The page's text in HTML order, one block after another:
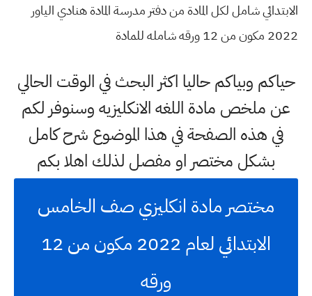
الابتدائي شامل لكل المادة من دفتر مدرسة المادة هنادي الياور
2022 مكون من 12 ورقه شامله للمادة
حياكم وبياكم حاليا اكثر البحث في الوقت الحالي
عن ملخص مادة اللغه الانكليزيه وسنوفر لكم
في هذه الصفحة في هذا الموضوع شرح كامل
بشكل مختصر او مفصل لذلك اهلا بكم
مختصر مادة انكليزي صف الخامس
الابتدائي لعام 2022 مكون من 12
ورقه